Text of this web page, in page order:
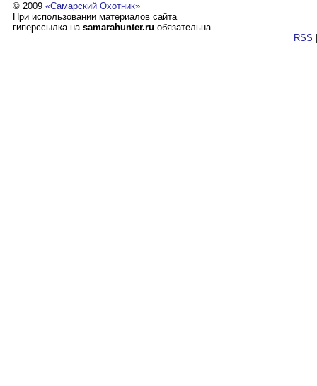
© 2009 «Самарский Охотник»
При использовании материалов сайта
гиперссылка на samarahunter.ru обязательна.
RSS